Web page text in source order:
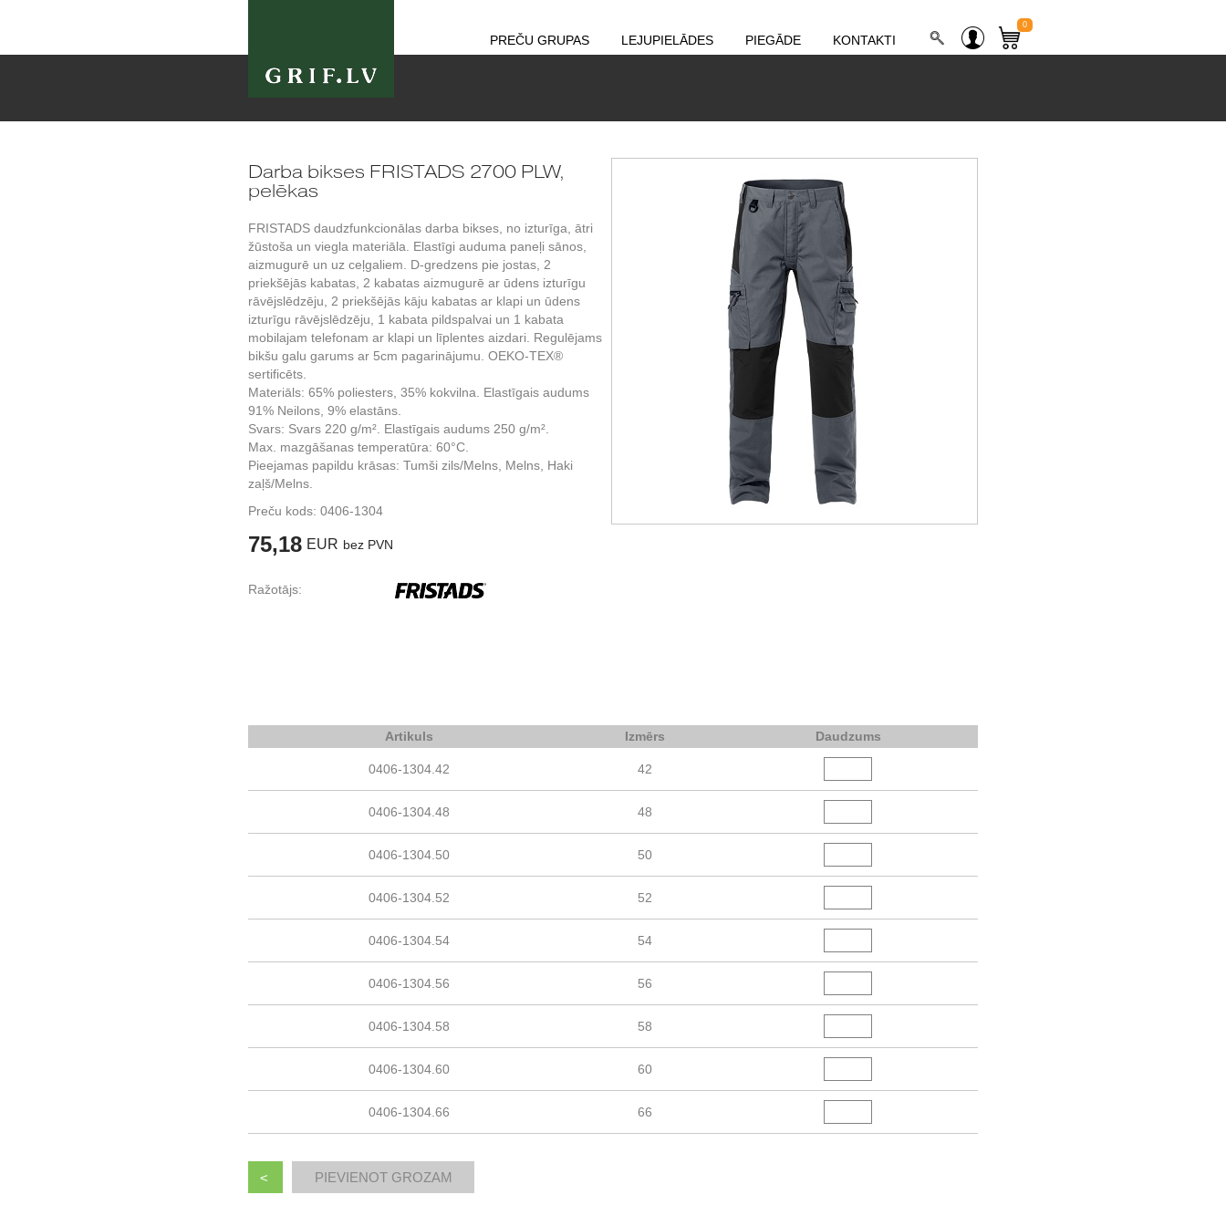
PREČU GRUPAS LEJUPIELĀDES PIEGĀDE KONTAKTI
0
Darba bikses FRISTADS 2700 PLW,
pelēkas
FRISTADS daudzfunkcionālas darba bikses, no izturīga, ātri
žūstoša un viegla materiāla. Elastīgi auduma paneļi sānos,
aizmugurē un uz ceļgaliem. D-gredzens pie jostas, 2
priekšējās kabatas, 2 kabatas aizmugurē ar ūdens izturīgu
rāvējslēdzēju, 2 priekšējās kāju kabatas ar klapi un ūdens
izturīgu rāvējslēdzēju, 1 kabata pildspalvai un 1 kabata
mobilajam telefonam ar klapi un līplentes aizdari. Regulējams
bikšu galu garums ar 5cm pagarinājumu. OEKO-TEX®
sertificēts.
Materiāls: 65% poliesters, 35% kokvilna. Elastīgais audums
91% Neilons, 9% elastāns.
Svars: Svars 220 g/m². Elastīgais audums 250 g/m².
Max. mazgāšanas temperatūra: 60°C.
Pieejamas papildu krāsas: Tumši zils/Melns, Melns, Haki
zaļš/Melns.
Preču kods: 0406-1304
75,18 EUR bez PVN
Ražotājs:
Artikuls Izmērs Daudzums
0406-1304.42 42
0406-1304.48 48
0406-1304.50 50
0406-1304.52 52
0406-1304.54 54
0406-1304.56 56
0406-1304.58 58
0406-1304.60 60
0406-1304.66 66
<